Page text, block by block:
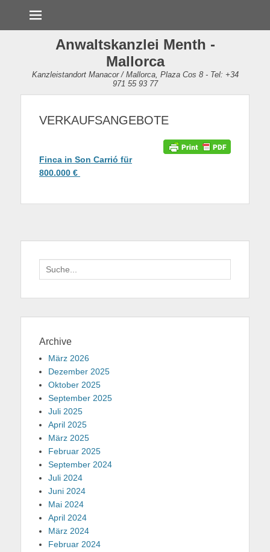
Anwaltskanzlei Menth -
Mallorca
Kanzleistandort Manacor / Mallorca, Plaza Cos 8 - Tel: +34
971 55 93 77
VERKAUFSANGEBOTE
Finca in Son Carrió für
800.000 €
Suche
für:
Archive
März 2026
Dezember 2025
Oktober 2025
September 2025
Juli 2025
April 2025
März 2025
Februar 2025
September 2024
Juli 2024
Juni 2024
Mai 2024
April 2024
März 2024
Februar 2024